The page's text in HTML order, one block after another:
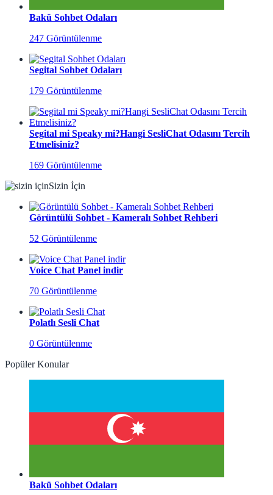
Bakü Sohbet Odaları
247 Görüntülenme
Segital Sohbet Odaları
179 Görüntülenme
Segital mi Speaky mi?Hangi SesliChat Odasını Tercih
Etmelisiniz?
169 Görüntülenme
Sizin İçin
Görüntülü Sohbet - Kameralı Sohbet Rehberi
52 Görüntülenme
Voice Chat Panel indir
70 Görüntülenme
Polatlı Sesli Chat
0 Görüntülenme
Popüler Konular
Bakü Sohbet Odaları